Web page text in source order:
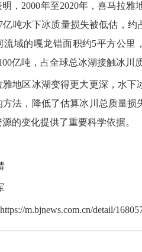
2000年至2020年，喜马拉雅地
亿吨水下冰质量损失被低估，
流域的嘎龙错面积约5平方公里
亿吨，占全球总冰湖接触冰川
区冰湖变得更大更深，水下
法，降低了估算冰川总质量
的变化提供了重要科学依据。
https://m.bjnews.com.cn/detail/